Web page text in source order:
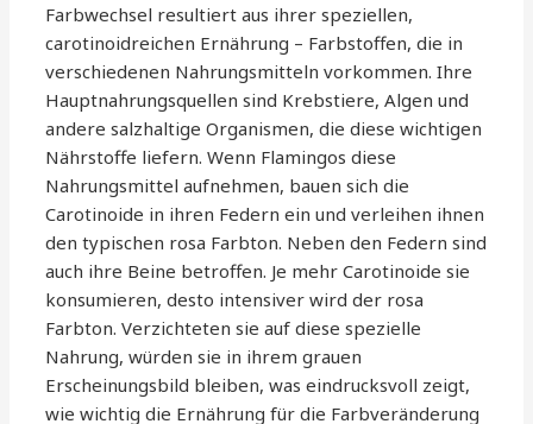
Farbwechsel resultiert aus ihrer speziellen,
carotinoidreichen Ernährung – Farbstoffen, die in
verschiedenen Nahrungsmitteln vorkommen. Ihre
Hauptnahrungsquellen sind Krebstiere, Algen und
andere salzhaltige Organismen, die diese wichtigen
Nährstoffe liefern. Wenn Flamingos diese
Nahrungsmittel aufnehmen, bauen sich die
Carotinoide in ihren Federn ein und verleihen ihnen
den typischen rosa Farbton. Neben den Federn sind
auch ihre Beine betroffen. Je mehr Carotinoide sie
konsumieren, desto intensiver wird der rosa
Farbton. Verzichteten sie auf diese spezielle
Nahrung, würden sie in ihrem grauen
Erscheinungsbild bleiben, was eindrucksvoll zeigt,
wie wichtig die Ernährung für die Farbveränderung